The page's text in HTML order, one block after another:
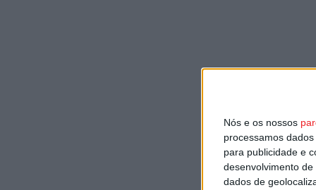
Nós e os nossos
processamos
para publicidade e
desenvolvimento de
dados de